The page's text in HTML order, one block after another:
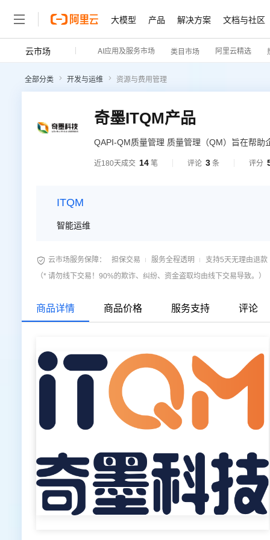
大模型 产品 解决方案 文档与社区
云市场 AI应用及服务市场 类目市场 阿里云精选
全部分类 开发与运维 资源与费用管理
奇墨ITQM产品
QAPI-QM质量管理 质量管理（QM）旨在帮
近180天成交 14 笔 评论 3 条 评分
ITQM
智能运维
 云市场服务保障： 担保交易 服务全程透明
支持5天无理由退款
（* 请勿线下交易！90%的欺诈、纠纷、资金盗取均由线下交易导致。）
商品详情 商品价格 服务支持 评论